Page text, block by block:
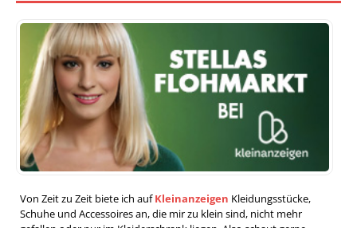
Von Zeit zu Zeit biete ich aufKleinanzeigen Kleidungsstücke,
Schuhe und Accessoires an, die mir zu klein sind, nicht mehr